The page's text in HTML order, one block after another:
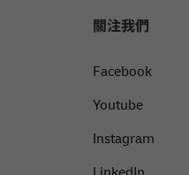
關注我們
Facebook
Youtube
Instagram